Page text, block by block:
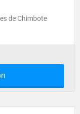
de Chimbote